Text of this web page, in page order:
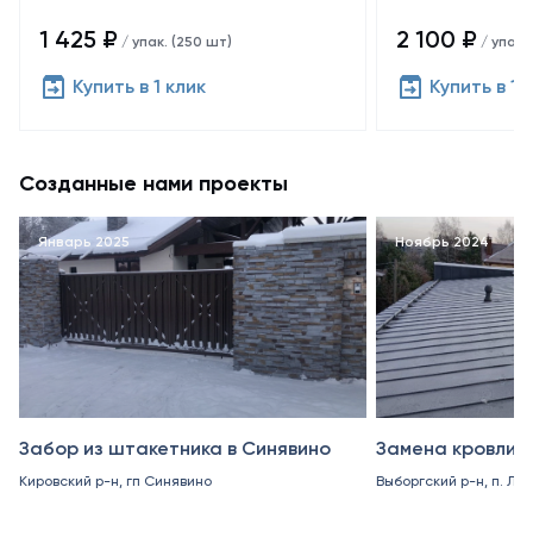
1 425 ₽ / упак. (250 шт)
Купить в 1 клик
2 100 ₽ / упак.
Купить в 1
Созданные нами проекты
Январь 2025
Забор из штакетника в Синявино
Кировский р-н, гп Синявино
Ноябрь 2024
Замена кровли
Выборгский р-н, п.